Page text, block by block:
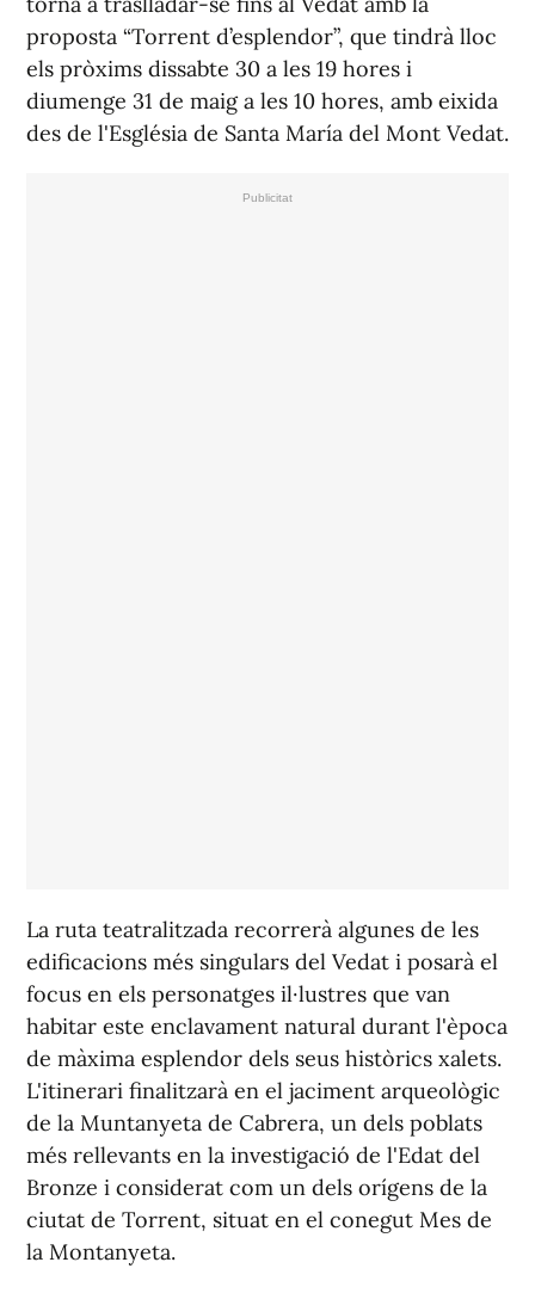
proposta “Torrent d’esplendor”, que tindrà lloc
els pròxims dissabte 30 a les 19 hores i
diumenge 31 de maig a les 10 hores, amb eixida
des de l'Església de Santa María del Mont Vedat.
La ruta teatralitzada recorrerà algunes de les
edificacions més singulars del Vedat i posarà el
focus en els personatges il·lustres que van
habitar este enclavament natural durant l'època
de màxima esplendor dels seus històrics xalets.
L'itinerari finalitzarà en el jaciment arqueològic
de la Muntanyeta de Cabrera, un dels poblats
més rellevants en la investigació de l'Edat del
Bronze i considerat com un dels orígens de la
ciutat de Torrent, situat en el conegut Mes de
la Montanyeta.